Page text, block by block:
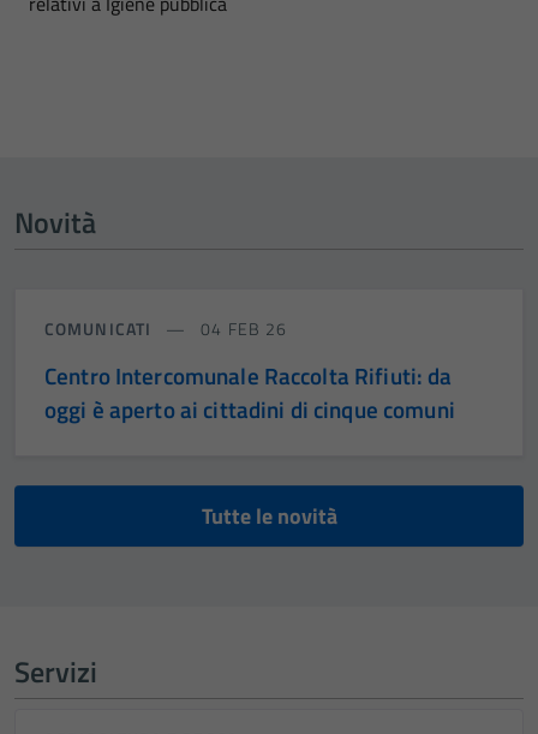
Novità
COMUNICATI 04 FEB 26
Centro Intercomunale Raccolta Rifiuti: da
oggi è aperto ai cittadini di cinque comuni
Tutte le novità
Servizi